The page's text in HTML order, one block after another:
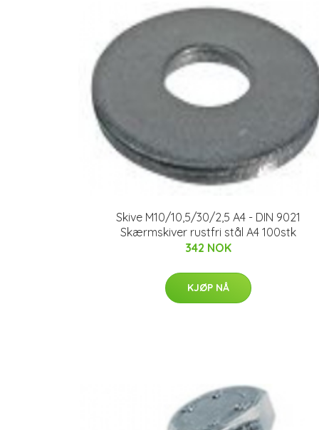
Skive M10/10,5/30/2,5 A4 - DIN 9021
Skærmskiver rustfri stål A4 100stk
342 NOK
KJØP NÅ